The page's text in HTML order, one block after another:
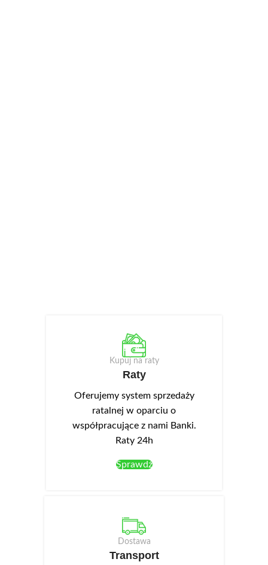
Kupuj na raty
Raty
Oferujemy system sprzedaży
ratalnej w oparciu o
współpracujące z nami Banki.
Raty 24h
Sprawdź
Dostawa
Transport